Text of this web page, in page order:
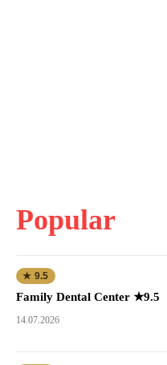
Popular
★ 9.5
Family Dental Center ★9.5
14.07.2026